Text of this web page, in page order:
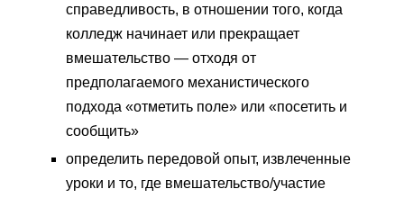
справедливость, в отношении того, когда
колледж начинает или прекращает
вмешательство — отходя от
предполагаемого механистического
подхода «отметить поле» или «посетить и
сообщить»
определить передовой опыт, извлеченные
уроки и то, где вмешательство/участие